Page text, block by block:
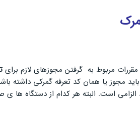
مقررات مربوط به گرفتن مجوزهای لازم برای
مجوز یا همان کد تعرفه گمرکی
است. البته هر کدام از دستگاه ها ی